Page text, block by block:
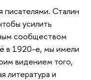
писателями. Сталин
усилить
сообществом
в 1920-е, мы имели
видением того,
литература и